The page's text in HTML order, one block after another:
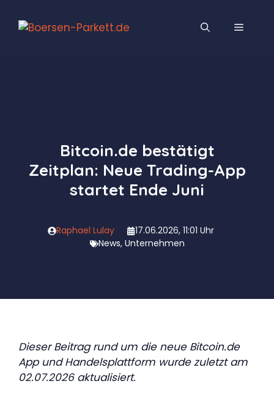
Inhalt
MENÜ
Bitcoin.de bestätigt
Zeitplan: Neue Trading-App
startet Ende Juni
Raphael Lulay
17.06.2026, 11:01 Uhr
News, Unternehmen
Dieser Beitrag rund um die neue Bitcoin.de
App und Handelsplattform wurde zuletzt am
02.07.2026 aktualisiert.